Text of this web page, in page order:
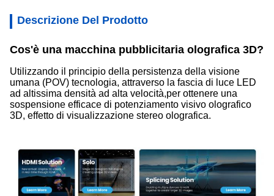
Descrizione Del Prodotto
Cos'è una macchina pubblicitaria olografica 3D?
Utilizzando il principio della persistenza della visione
umana (POV) tecnologia, attraverso la fascia di luce LED
ad altissima densità ad alta velocità,per ottenere una
sospensione efficace di potenziamento visivo olografico
3D, effetto di visualizzazione stereo olografica.